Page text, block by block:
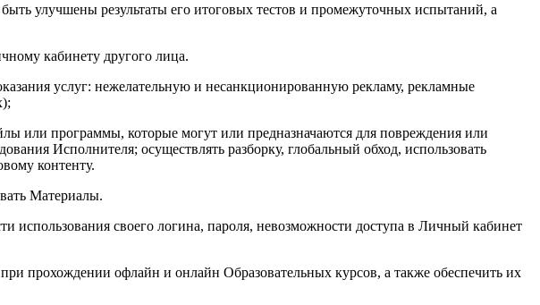
улучшены результаты его итоговых тестов и промежуточных испытаний, а
кабинету другого лица.
услуг: нежелательную и несанкционированную рекламу, рекламные
или программы, которые могут или предназначаются для повреждения или
Исполнителя; осуществлять разборку, глобальный обход, использовать
контенту.
Материалы.
использования своего логина, пароля, невозможности доступа в Личный кабинет
прохождении офлайн и онлайн Образовательных курсов, а также обеспечить их